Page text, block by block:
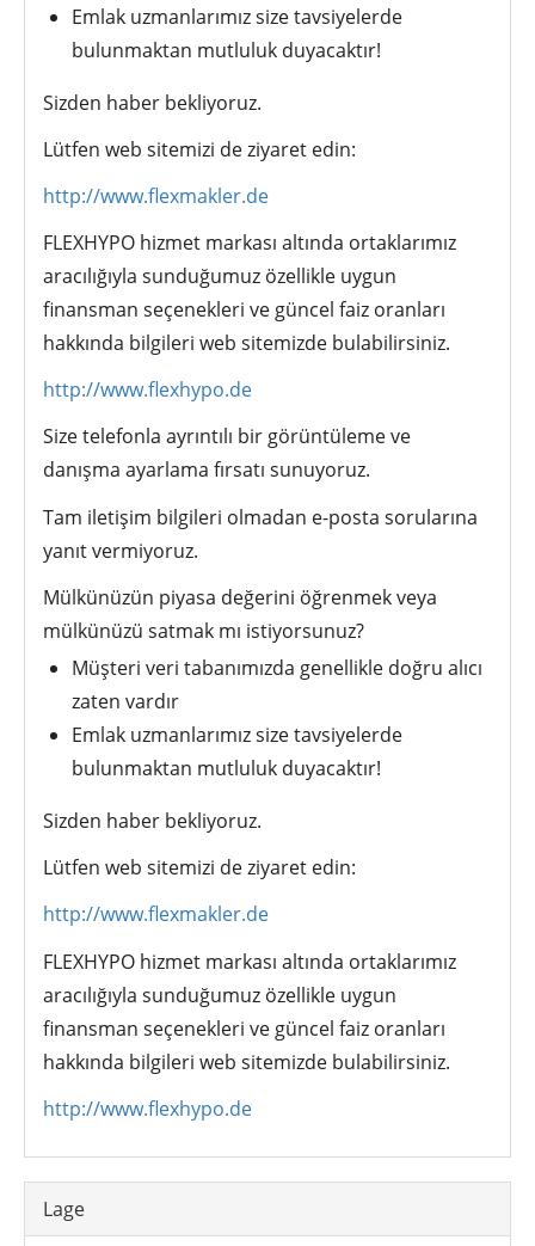
Emlak uzmanlarımız size tavsiyelerde
bulunmaktan mutluluk duyacaktır!
Sizden haber bekliyoruz.
Lütfen web sitemizi de ziyaret edin:
http://www.flexmakler.de
FLEXHYPO hizmet markası altında ortaklarımız
aracılığıyla sunduğumuz özellikle uygun
finansman seçenekleri ve güncel faiz oranları
hakkında bilgileri web sitemizde bulabilirsiniz.
http://www.flexhypo.de
Size telefonla ayrıntılı bir görüntüleme ve
danışma ayarlama fırsatı sunuyoruz.
Tam iletişim bilgileri olmadan e-posta sorularına
yanıt vermiyoruz.
Mülkünüzün piyasa değerini öğrenmek veya
mülkünüzü satmak mı istiyorsunuz?
Müşteri veri tabanımızda genellikle doğru alıcı
zaten vardır
Emlak uzmanlarımız size tavsiyelerde
bulunmaktan mutluluk duyacaktır!
Sizden haber bekliyoruz.
Lütfen web sitemizi de ziyaret edin:
http://www.flexmakler.de
FLEXHYPO hizmet markası altında ortaklarımız
aracılığıyla sunduğumuz özellikle uygun
finansman seçenekleri ve güncel faiz oranları
hakkında bilgileri web sitemizde bulabilirsiniz.
http://www.flexhypo.de
Lage